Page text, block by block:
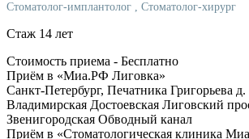
Стоматолог-имплантолог , Стоматолог-хирург
Стаж 14 лет
Стоимость приема - Бесплатно
Приём в «Миа.РФ Лиговка»
Санкт-Петербург, Печатника Григорьева д.
Владимирская Достоевская Лиговский
Звенигородская Обводный канал
Приём в «Стоматологическая клиника